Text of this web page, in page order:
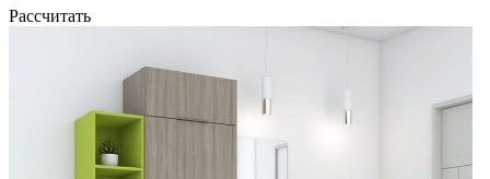
Рассчитать